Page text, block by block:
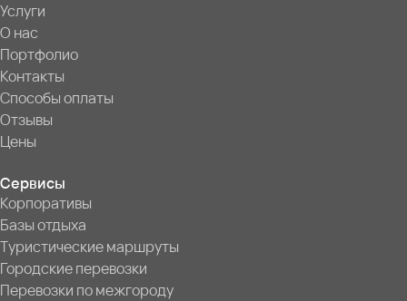
Услуги
О нас
Портфолио
Контакты
Способы оплаты
Отзывы
Цены
Сервисы
Корпоративы
Базы отдыха
Туристические маршруты
Городские перевозки
Перевозки по межгороду